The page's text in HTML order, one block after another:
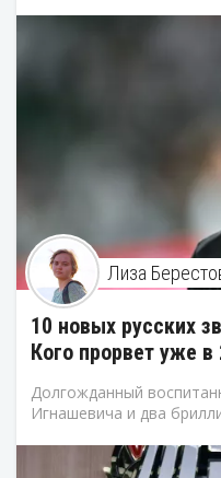
Лиза
10 новых русских
Кого прорвет уже в
Долгожданный
Игнашевича и два